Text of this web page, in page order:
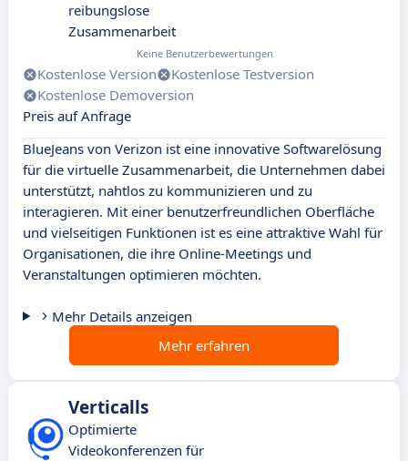
reibungslose
Zusammenarbeit
Keine Benutzerbewertungen
Kostenlose Version
Kostenlose Testversion
Kostenlose Demoversion
Preis auf Anfrage
BlueJeans von Verizon ist eine innovative Softwarelösung
für die virtuelle Zusammenarbeit, die Unternehmen dabei
unterstützt, nahtlos zu kommunizieren und zu
interagieren. Mit einer benutzerfreundlichen Oberfläche
und vielseitigen Funktionen ist es eine attraktive Wahl für
Organisationen, die ihre Online-Meetings und
Veranstaltungen optimieren möchten.
Mehr Details anzeigen
Mehr erfahren
Verticalls
Optimierte
Videokonferenzen für